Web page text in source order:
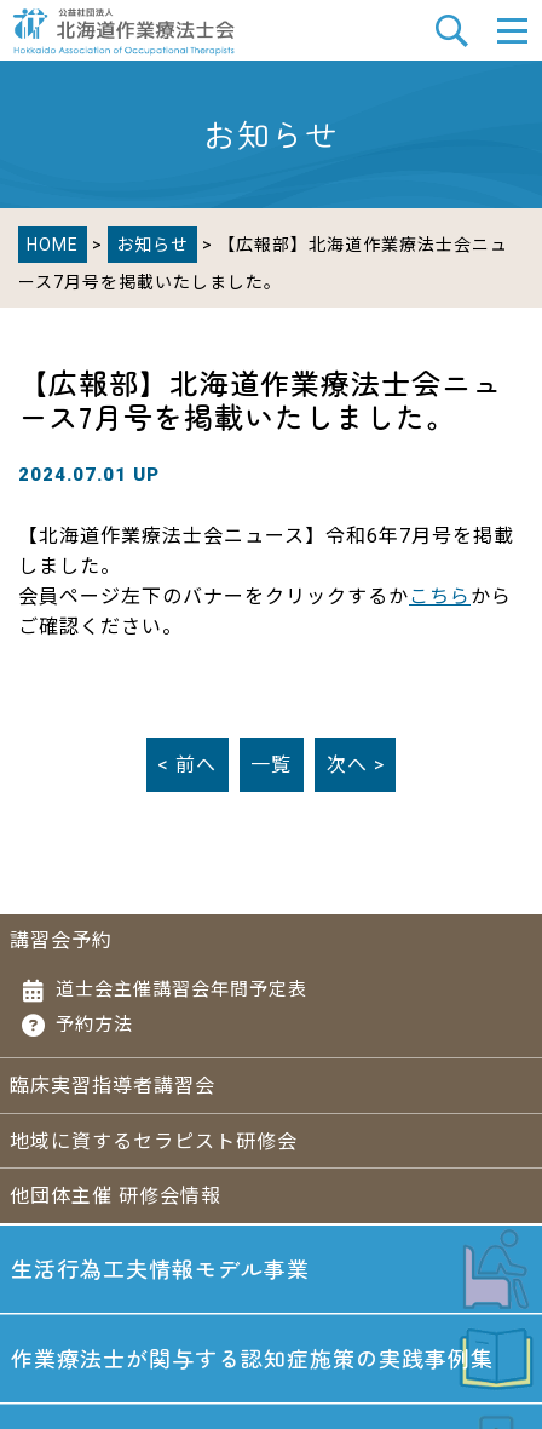
お知らせ
HOME > お知らせ
> 【広報部】北海道作業療法士会ニュ
ース7月号を掲載いたしました。
【広報部】北海道作業療法士会ニュ
ース7月号を掲載いたしました。
2024.07.01 UP
【北海道作業療法士会ニュース】令和6年7月号を掲載
しました。
会員ページ左下のバナーをクリックするかこちら から
ご確認ください。
< 前へ 一覧 次へ >
講習会予約
道士会主催講習会年間予定表
予約方法
臨床実習指導者講習会
地域に資するセラピスト研修会
他団体主催 研修会情報
生活行為工夫情報モデル事業
作業療法士が関与する認知症施策の実践事例集